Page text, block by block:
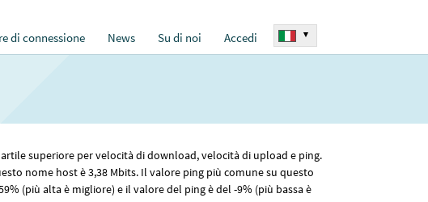
di connessione News Su di noi Accedi ▾
superiore per velocità di download, velocità di upload e ping.
nome host è 3,38 Mbits. Il valore ping più comune su questo
(più alta è migliore) e il valore del ping è del -9% (più bassa è